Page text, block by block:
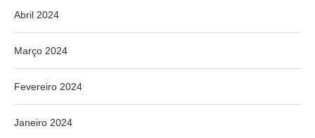
Abril 2024
Março 2024
Fevereiro 2024
Janeiro 2024